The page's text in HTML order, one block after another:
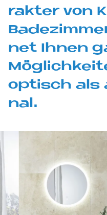
rak­ter von
net Ih­nen
op­tisch
nal.